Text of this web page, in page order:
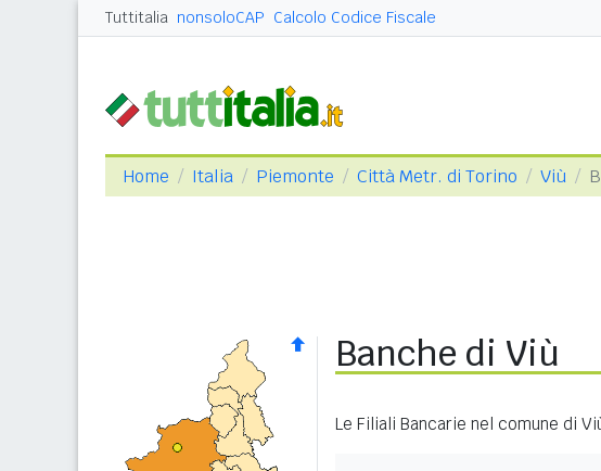
Tuttitalia nonsoloCAP Calcolo Codice Fiscale
Home Italia Piemonte Città Metr. di Torino Viù
Banche di Viù
Le Filiali Bancarie nel comune di